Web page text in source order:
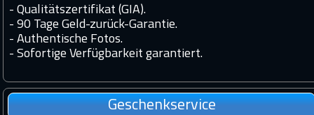
- Qualitätszertifikat (GIA).
- 90 Tage Geld-zurück-Garantie.
- Authentische Fotos.
- Sofortige Verfügbarkeit garantiert.
Geschenkservice